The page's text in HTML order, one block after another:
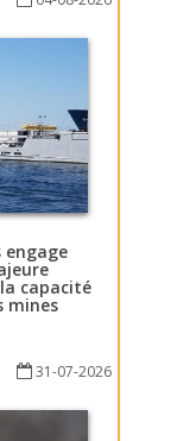
engage
capacité
mines
31-07-2026